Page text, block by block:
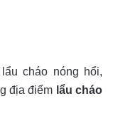
cháo nóng hổi,
địa điểm lẩu cháo